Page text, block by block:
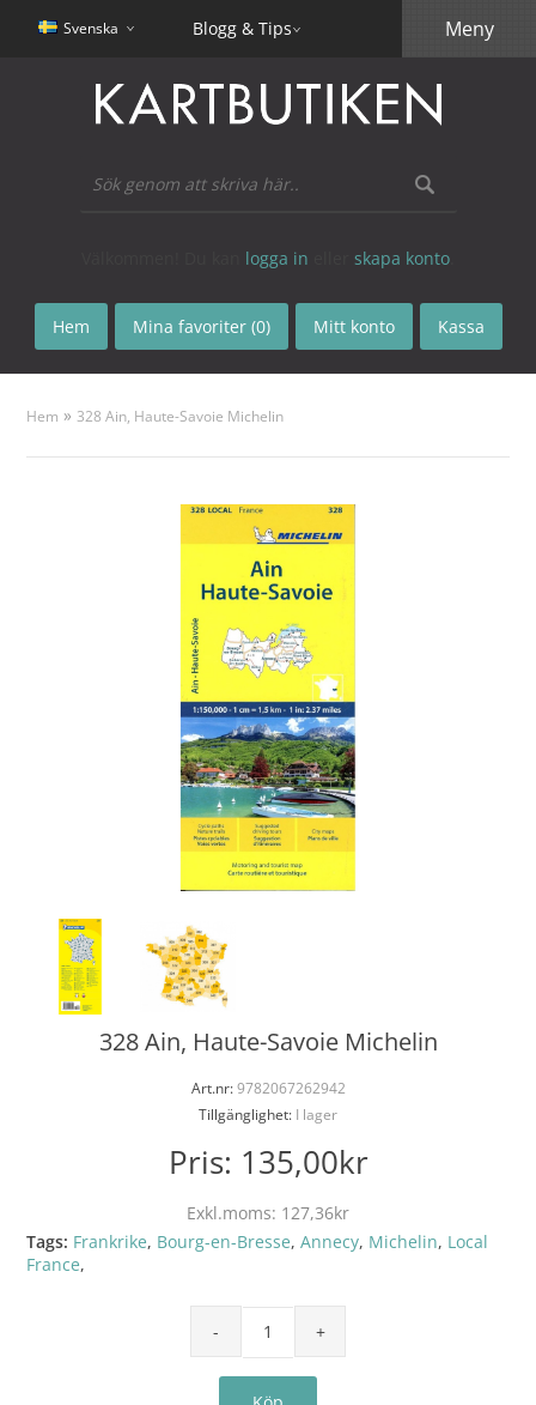
Svenska Blogg & Tips
logga in skapa konto
Hem Mina favoriter (0) Mitt konto Kassa
Meny
Hem » 328 Ain, Haute-Savoie Michelin
328 Ain, Haute-Savoie Michelin
Art.nr:9782067262942
Tillgänglighet: I lager
Pris: 135,00kr
Exkl.moms: 127,36kr
Tags: Frankrike, Bourg-en-Bresse,Annecy, Michelin, Local
France,